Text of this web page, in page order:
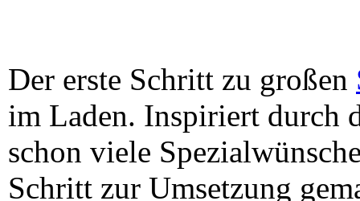
Der erste Schritt zu großen
im Laden. Inspiriert durch
schon viele
Schritt zur Umsetzung